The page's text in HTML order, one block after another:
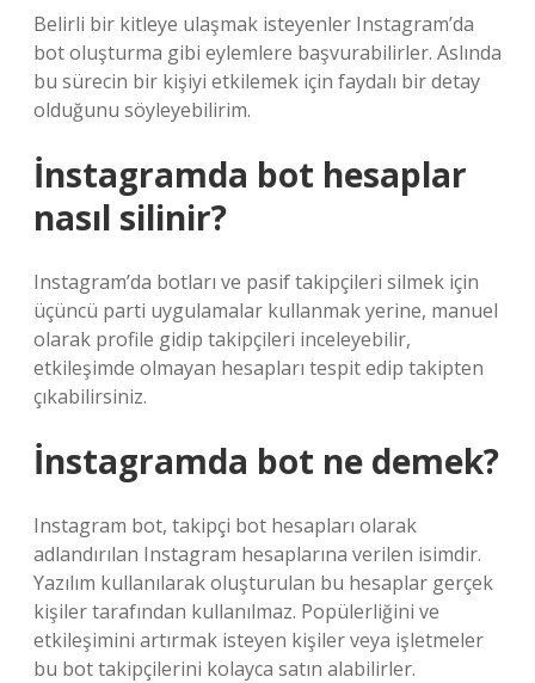
Belirli bir kitleye ulaşmak isteyenler Instagram’da
bot oluşturma gibi eylemlere başvurabilirler. Aslında
bu sürecin bir kişiyi etkilemek için faydalı bir detay
olduğunu söyleyebilirim.
İnstagramda bot hesaplar
nasıl silinir?
Instagram’da botları ve pasif takipçileri silmek için
üçüncü parti uygulamalar kullanmak yerine, manuel
olarak profile gidip takipçileri inceleyebilir,
etkileşimde olmayan hesapları tespit edip takipten
çıkabilirsiniz.
İnstagramda bot ne demek?
Instagram bot, takipçi bot hesapları olarak
adlandırılan Instagram hesaplarına verilen isimdir.
Yazılım kullanılarak oluşturulan bu hesaplar gerçek
kişiler tarafından kullanılmaz. Popülerliğini ve
etkileşimini artırmak isteyen kişiler veya işletmeler
bu bot takipçilerini kolayca satın alabilirler.